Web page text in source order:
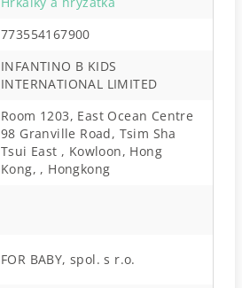
773554167900
INFANTINO B KIDS
INTERNATIONAL LIMITED
Room 1203, East Ocean Centre
98 Granville Road, Tsim Sha
Tsui East , Kowloon, Hong
Kong, , Hongkong
FOR BABY, spol. s r.o.